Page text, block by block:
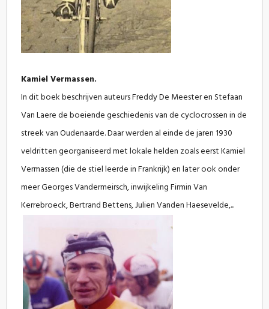
Kamiel Vermassen.
In dit boek beschrijven auteurs Freddy De Meester en Stefaan
Van Laere de boeiende geschiedenis van de cyclocrossen in de
streek van Oudenaarde. Daar werden al einde de jaren 1930
veldritten georganiseerd met lokale helden zoals eerst Kamiel
Vermassen (die de stiel leerde in Frankrijk) en later ook onder
meer Georges Vandermeirsch, inwijkeling Firmin Van
Kerrebroeck, Bertrand Bettens, Julien Vanden Haesevelde,...